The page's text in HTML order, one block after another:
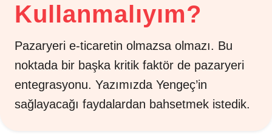
Kullanmalıyım?
Pazaryeri e-ticaretin olmazsa olmazı. Bu
noktada bir başka kritik faktör de pazaryeri
entegrasyonu. Yazımızda Yengeç’in
sağlayacağı faydalardan bahsetmek istedik.